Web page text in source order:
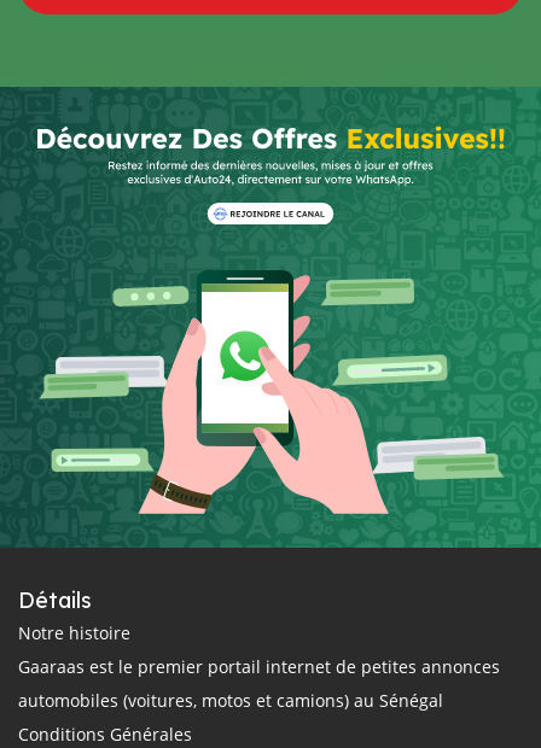
Détails
Notre histoire
Gaaraas est le premier portail internet de petites annonces
automobiles (voitures, motos et camions) au Sénégal
Conditions Générales